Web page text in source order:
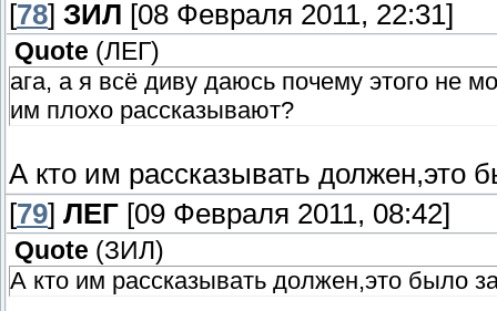
[78] ЗИЛ [08 Февраля 2011, 22:31]
Quote (ЛЕГ)
ага, а я всё диву даюсь почему этого не
им плохо рассказывают?
А кто им рассказывать должен,это
[79] ЛЕГ [09 Февраля 2011, 08:42]
Quote (ЗИЛ)
А кто им рассказывать должен,это было